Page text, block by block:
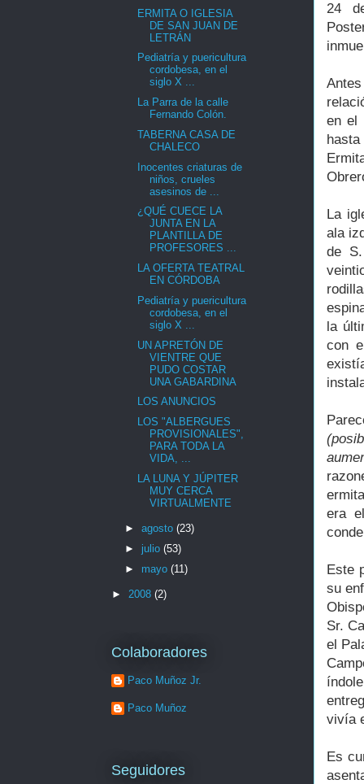
24
en el
La
ala
de
la
con
era
Este
su
Sr.
el
vivía
Es
ERMITA O IGLESIA
DE SAN JUAN DE
LETRÁN
Pediatría y puericultura
cordobesa, en el
siglo X ...
La Parra de la calle
Fernando Colón.
TABERNA CASA DE
CHALECO
Inocentes criaturas de
niños, crueles
asesinos de ...
¿QUÉ CUECE LA
JUNTA EN LA
PLANTILLA DE
PROFESORES ...
LA OFERTA TEATRAL
EN CÓRDOBA
Pediatría y puericultura
cordobesa, en el
siglo X ...
UN APRETÓN DE
VIENTRE QUE
PUDO COSTAR
UNA GABARDINA
LOS ANUNCIOS
LOS "ALBERGUES
PROVISIONALES",
PARA TODA LA
VIDA, ...
LA LUNA Y JÚPITER
MUY CERCA
VIRTUALMENTE
► agosto (23)
► julio (53)
► mayo (11)
► 2008 (2)
Colaboradores
Paco Muñoz Jr.
Paco Muñoz
Seguidores